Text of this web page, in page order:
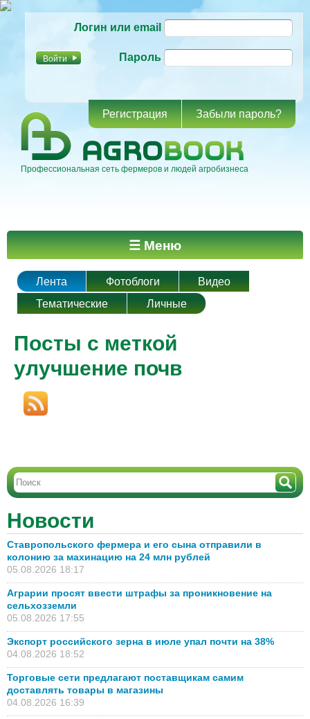
основному
Логин или email
Пароль
Регистрация Забыли пароль?
Профессиональная сеть фермеров и людей агробизнеса
Главное меню ☰ Меню
Лента Фотоблоги
Видео
Тематические
Личные
Посты с меткой
улучшение почв
Новости
Ставропольского фермера и его сына отправили в
колонию за махинацию на 24 млн рублей
05.08.2026 18:17
Аграрии просят ввести штрафы за проникновение на
сельхозземли
05.08.2026 17:55
Экспорт российского зерна в июле упал почти на 38%
04.08.2026 18:52
Торговые сети предлагают поставщикам самим
доставлять товары в магазины
04.08.2026 16:39